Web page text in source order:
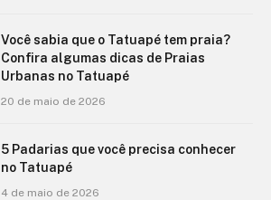
Você sabia que o Tatuapé tem praia?
Confira algumas dicas de Praias
Urbanas no Tatuapé
20 de maio de 2026
5 Padarias que você precisa conhecer
no Tatuapé
4 de maio de 2026